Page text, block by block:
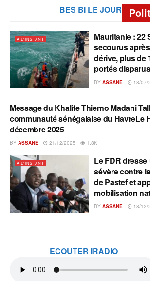
BES BI LE JOUR
A L'INSTANT
Mauritanie : 22
secourus
dérive, plus de
portés disparus
BY ASSANE 18/07/
A L'INSTANT
Message du Khalife Thierno Madani
communauté sénégalaise du HavreLe
décembre 2025
BY ASSANE 21/12/2025 1.8K
A L'INSTANT
Le FDR
sévère contre
de Pastef et
mobilisation
BY ASSANE 18/12/
ECOUTER IRADIO